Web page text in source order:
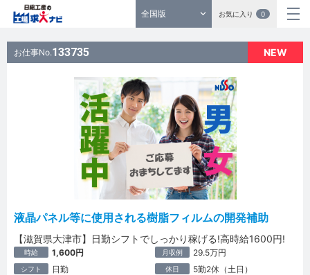
全国版 お気に入り 0
NEW
お仕事No.133735
液晶パネル等に使用される樹脂フィルムの開発補助
【滋賀県大津市】日勤シフトでしっかり稼げる!高時給1600円!
時給 1,600円 月収例 29.5万円
シフト 日勤 休日 5勤2休（土日）